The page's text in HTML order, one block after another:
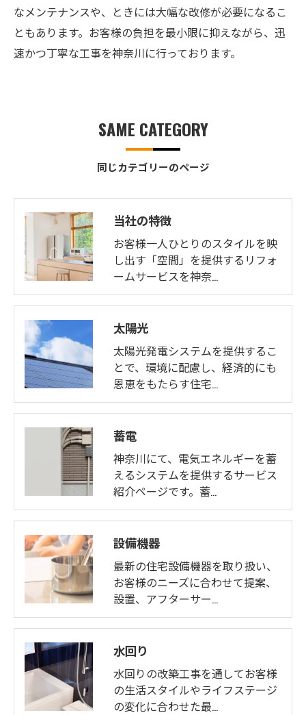
なメンテナンスや、ときには大幅な改修が必要になるこ
ともあります。お客様の負担を最小限に抑えながら、迅
速かつ丁寧な工事を神奈川に行っております。
同じカテゴリーのページ
SAME CATEGORY
当社の特徴
お客様一人ひとりのスタイルを映
し出す「空間」を提供するリフォ
ームサービスを神奈…
太陽光
太陽光発電システムを提供するこ
とで、環境に配慮し、経済的にも
恩恵をもたらす住宅…
蓄電
神奈川にて、電気エネルギーを蓄
えるシステムを提供するサービス
紹介ページです。蓄…
設備機器
最新の住宅設備機器を取り扱い、
お客様のニーズに合わせて提案、
設置、アフターサー…
水回り
水回りの改築工事を通してお客様
の生活スタイルやライフステージ
の変化に合わせた最…